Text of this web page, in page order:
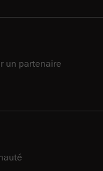
un partenaire